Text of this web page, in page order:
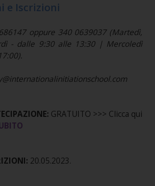
e Iscrizioni
oppure 340 0639037 (Martedì,
- dalle 9:30 alle 13:30 | Mercoledì
GRATUITO >>> Clicca qui
20.05.2023.